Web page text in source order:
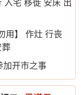
入宅 移徙 安床 出
用】 作灶 行丧
加开市之事